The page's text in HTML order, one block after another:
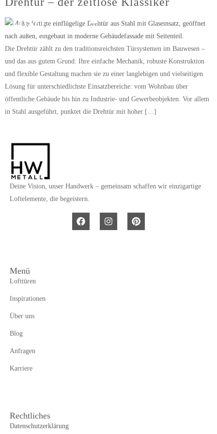
Die Drehtür zählt zu den traditionsreichsten Türsystemen im Bauwesen –
und das aus gutem Grund. Ihre einfache Mechanik, robuste Konstruktion
und flexible Gestaltung machen sie zu einer langlebigen und vielseitigen
Lösung für unterschiedlichste Einsatzbereiche: vom Wohnbau über
öffentliche Gebäude bis hin zu Industrie- und Gewerbeobjekten. Vor allem
in Stahl ausgeführt, punktet die Drehtür mit hoher […]
Deine Vision, unser Handwerk – gemeinsam schaffen wir einzigartige
Loftelemente, die begeistern.
Menü
Lofttüren
Inspirationen
Über uns
Blog
Anfragen
Karriere
Rechtliches
Datenschutzerklärung